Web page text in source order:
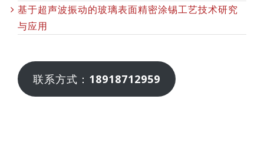
基于超声波振动的玻璃表面精密涂锡工艺技术研究
与应用
联系方式： 18918712959